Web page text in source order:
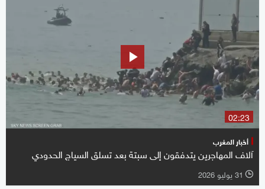
02:23
أخبار المغرب
آلاف المهاجرين يتدفقون إلى سبتة بعد تسلق السياج الحدودي
l 31 يوليو 2026